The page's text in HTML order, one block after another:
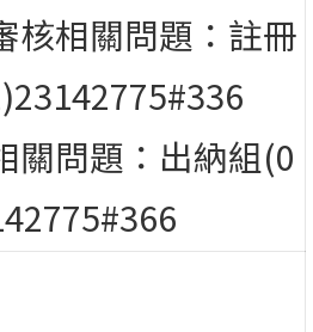
核相關問題：註冊
關問題：出納組(0